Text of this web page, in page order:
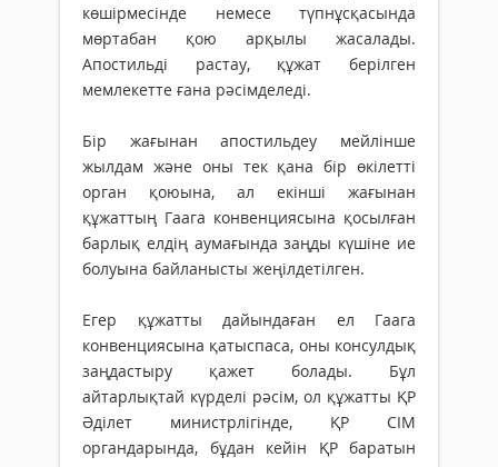
көшірмесінде немесе түпнұсқасында
мөртабан қою арқылы жасалады.
Апостильді растау, құжат берілген
мемлекетте ғана рәсімделеді.
Бір жағынан апостильдеу мейлінше
жылдам және оны тек қана бір өкілетті
орган қоюына, ал екінші жағынан
құжаттың Гаага конвенциясына қо­сыл­­ған
барлық елдің аумағында заң­ды күшіне ие
болуына байланысты жеңілдетілген.
Егер құжатты дайындаған ел Гаага
конвенциясына қатыспаса, оны кон­­сулдық
заңдастыру қажет болады. Бұл
айтарлықтай күрделі рәсім, ол құжатты ҚР
Әділет министрлігінде, ҚР СІМ
органдарында, бұдан кейін ҚР баратын